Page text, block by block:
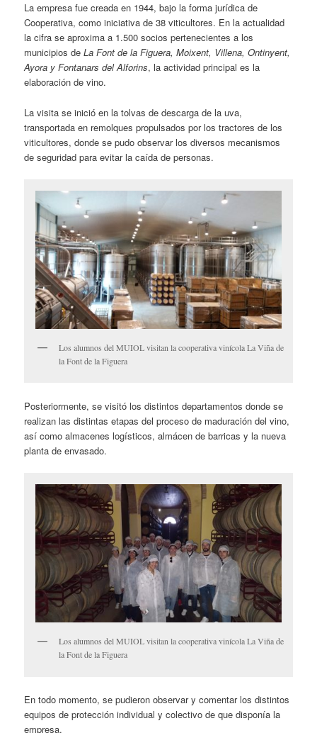
La empresa fue creada en 1944, bajo la forma jurídica de
Cooperativa, como iniciativa de 38 viticultores. En la actualidad
la cifra se aproxima a 1.500 socios pertenecientes a los
municipios deLa Font de la Figuera, Moixent, Villena, Ontinyent,
Ayora y Fontanars del Alforins, la actividad principal es la
elaboración de vino.
La visita se inició en la tolvas de descarga de la uva,
transportada en remolques propulsados por los tractores de los
viticultores, donde se pudo observar los diversos mecanismos
de seguridad para evitar la caída de personas.
Los alumnos del MUIOL visitan la cooperativa vinícola La Viña de
la Font de la Figuera
Posteriormente, se visitó los distintos departamentos donde se
realizan las distintas etapas del proceso de maduración del vino,
así como almacenes logísticos, almácen de barricas y la nueva
planta de envasado.
Los alumnos del MUIOL visitan la cooperativa vinícola La Viña de
la Font de la Figuera
En todo momento, se pudieron observar y comentar los distintos
equipos de protección individual y colectivo de que disponía la
empresa.